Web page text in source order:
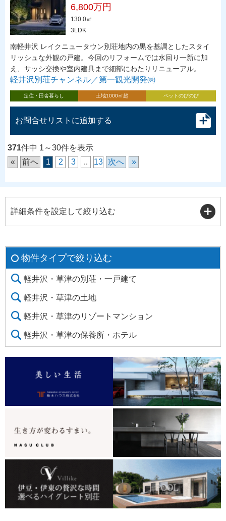
6,800万円
130.0㎡
3LDK
南軽井沢 レイクニュータウン別荘地内の黒を基調としたスタイ
リッシュな外観の戸建。今回のリフォームでは水回り一新に加
え、サッシ交換や室内建具まで細部にわたりリニューアル。
軽井沢別荘チャンネル／第一観光開発㈱
定住・田舎暮らし 土地1000㎡超 ペットのびのび
お問合せリストに追加する
371件中 1～30件を表示
«
前へ 1 2 3 .. 13 次へ »
詳細条件を設定して絞り込む
物件タイプで絞り込む
軽井沢・草津の別荘・一戸建て
軽井沢・草津の土地
軽井沢・草津のリゾートマンション
軽井沢・草津の保養所・ホテル